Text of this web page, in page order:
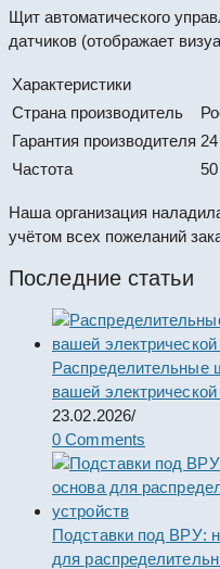
Щит автоматического
датчиков (отображает
Характеристики
Страна производитель
Гарантия производителя
Частота
Наша организация
учётом всех пожеланий
Последние статьи
Распределительные
вашей электрической
23.02.2026/
0 Comments
Подставки под ВРУ:
для